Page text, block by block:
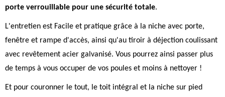
porte verrouillable pour une sécurité totale.
L'entretien est Facile et pratique grâce à la niche avec porte,
fenêtre et rampe d'accès, ainsi qu'au tiroir à déjection coulissant
avec revêtement acier galvanisé. Vous pourrez ainsi passer plus
de temps à vous occuper de vos poules et moins à nettoyer !
Et pour couronner le tout, le toit intégral et la niche sur pied